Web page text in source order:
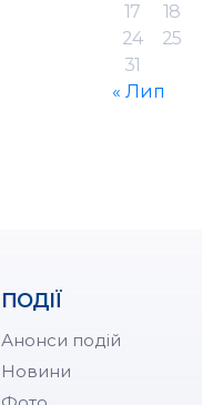
17
18
24
25
31
« Лип
ПОДІЇ
Анонси подій
Новини